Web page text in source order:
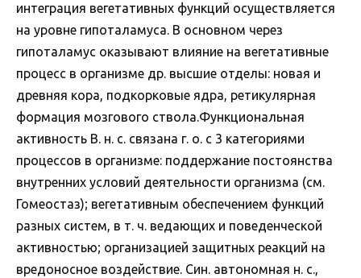
интеграция вегетативных функций осуществляется
на уровне гипоталамуса. В основном через
гипоталамус оказывают влияние на вегетативные
процесс в организме др. высшие отделы: новая и
древняя кора, подкорковые ядра, ретикулярная
формация мозгового ствола.Функциональная
активность В. н. с. связана г. о. с 3 категориями
процессов в организме: поддержание постоянства
внутренних условий деятельности организма (см.
Гомеостаз); вегетативным обеспечением функций
разных систем, в т. ч. ведающих и поведенческой
активностью; организацией защитных реакций на
вредоносное воздействие. Син. автономная н. с.,